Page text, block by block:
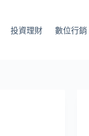
投資理財 數位行銷